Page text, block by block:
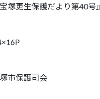
宝塚更生保護だより第40号』
市保護司会